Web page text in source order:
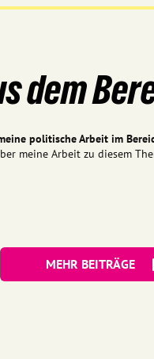
dem
politische Arbeit im
meine Arbeit zu diesem
MEHR BEITRÄGE